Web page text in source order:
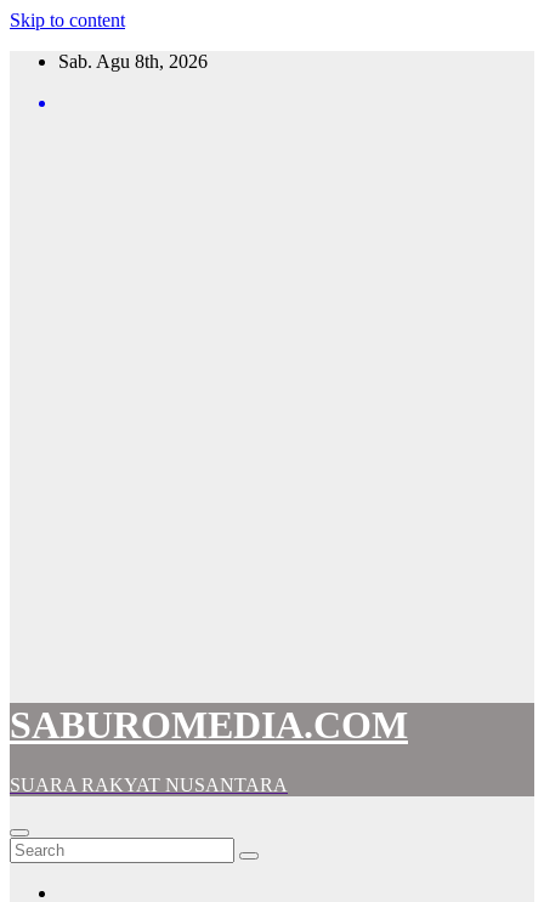
Skip to content
Sab. Agu 8th, 2026
SABUROMEDIA.COM
SUARA RAKYAT NUSANTARA